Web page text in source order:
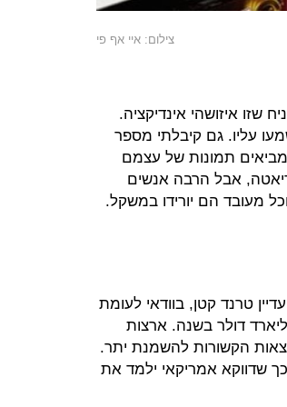
צילום: איי אף פי
שזו איזושהי אינדיקציה.
עליו. גם קיבלתי מספר
תמונות של עצמם
אבל הרבה אנשים
מעובד הם יורידו במשקל.
טרנד קטן, בוודאי לעומת
המזון המהיר האמריקאית שמגלגלת כ־170 מיליארד דולר בשנה. ארצות
בשנה על הוצאות הקשורות להשמנת יתר.
שדווקא אמריקאי ילמד את